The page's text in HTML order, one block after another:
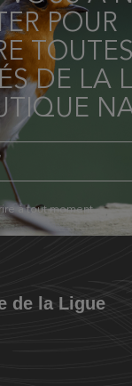
POUR
DE LA
à tout moment.
de la Ligue